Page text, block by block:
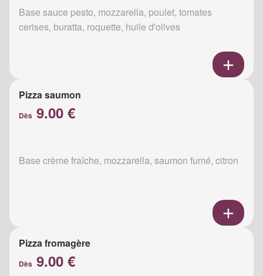
Base sauce pesto, mozzarella, poulet, tomates
cerises, buratta, roquette, huile d'olives
Pizza saumon
Dès 9.00 €
Base crème fraîche, mozzarella, saumon fumé, citron
Pizza fromagère
Dès 9.00 €